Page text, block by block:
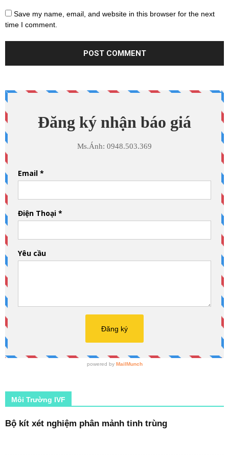
Save my name, email, and website in this browser for the next
time I comment.
Môi Trường IVF
Bộ kít xét nghiệm phân mảnh tinh trùng